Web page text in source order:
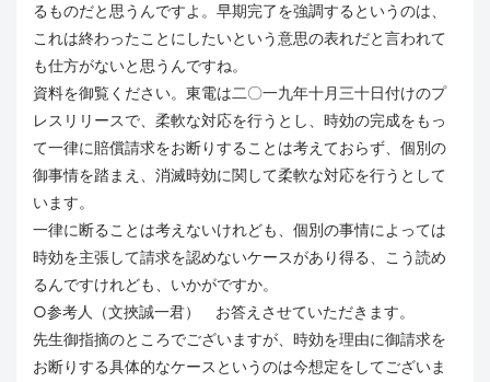
るものだと思うんですよ。早期完了を強調するというのは、
これは終わったことにしたいという意思の表れだと言われて
も仕方がないと思うんですね。
資料を御覧ください。東電は二〇一九年十月三十日付けのプ
レスリリースで、柔軟な対応を行うとし、時効の完成をもっ
て一律に賠償請求をお断りすることは考えておらず、個別の
御事情を踏まえ、消滅時効に関して柔軟な対応を行うとして
います。
一律に断ることは考えないけれども、個別の事情によっては
時効を主張して請求を認めないケースがあり得る、こう読め
るんですけれども、いかがですか。
○参考人（文挾誠一君） お答えさせていただきます。
先生御指摘のところでございますが、時効を理由に御請求を
お断りする具体的なケースというのは今想定をしてございま